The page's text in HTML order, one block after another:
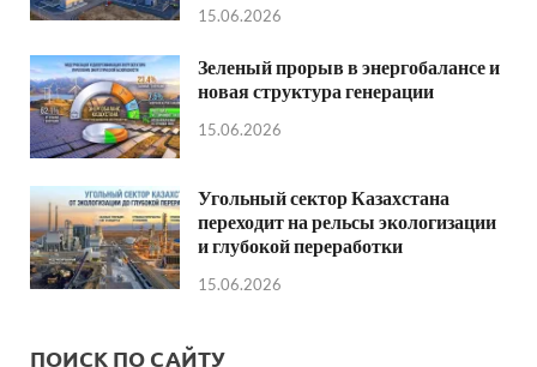
15.06.2026
Зеленый прорыв в энергобалансе и
новая структура генерации
15.06.2026
Угольный сектор Казахстана
переходит на рельсы экологизации
и глубокой переработки
15.06.2026
ПОИСК ПО САЙТУ